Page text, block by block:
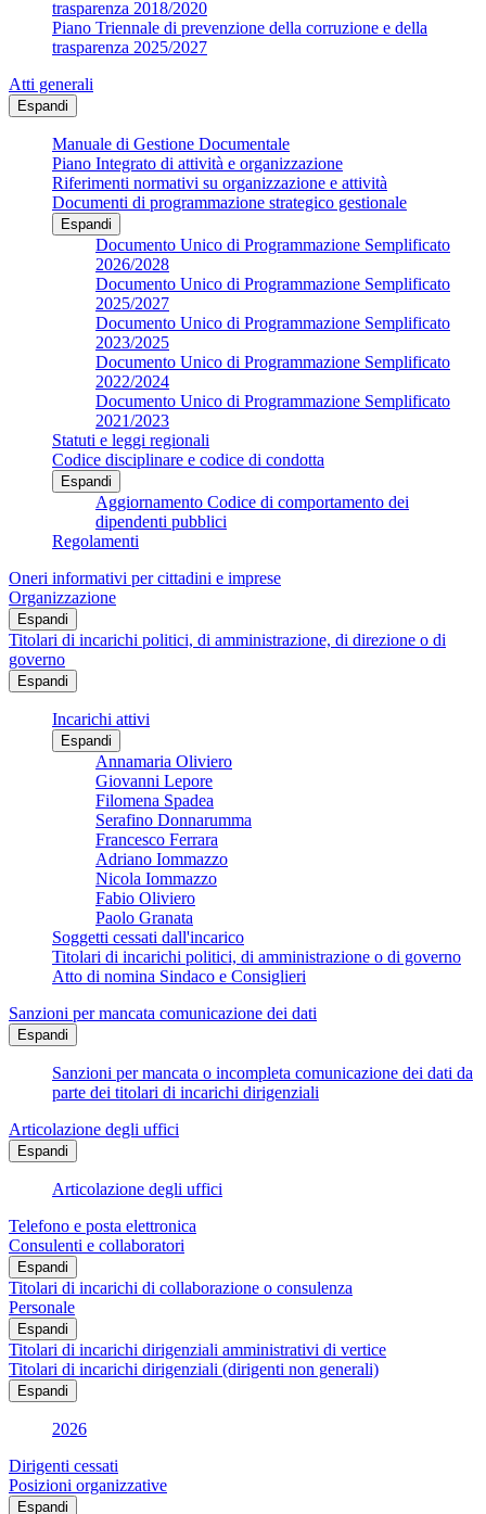
trasparenza 2018/2020
Piano Triennale di prevenzione della corruzione e della
trasparenza 2025/2027
Atti generali
Espandi
Manuale di Gestione Documentale
Piano Integrato di attività e organizzazione
Riferimenti normativi su organizzazione e attività
Documenti di programmazione strategico gestionale
Espandi
Documento Unico di Programmazione Semplificato
2026/2028
Documento Unico di Programmazione Semplificato
2025/2027
Documento Unico di Programmazione Semplificato
2023/2025
Documento Unico di Programmazione Semplificato
2022/2024
Documento Unico di Programmazione Semplificato
2021/2023
Statuti e leggi regionali
Codice disciplinare e codice di condotta
Espandi
Aggiornamento Codice di comportamento dei
dipendenti pubblici
Regolamenti
Oneri informativi per cittadini e imprese
Organizzazione
Espandi
Titolari di incarichi politici, di amministrazione, di direzione o di
governo
Espandi
Incarichi attivi
Espandi
Annamaria Oliviero
Giovanni Lepore
Filomena Spadea
Serafino Donnarumma
Francesco Ferrara
Adriano Iommazzo
Nicola Iommazzo
Fabio Oliviero
Paolo Granata
Soggetti cessati dall'incarico
Titolari di incarichi politici, di amministrazione o di governo
Atto di nomina Sindaco e Consiglieri
Sanzioni per mancata comunicazione dei dati
Espandi
Sanzioni per mancata o incompleta comunicazione dei dati da
parte dei titolari di incarichi dirigenziali
Articolazione degli uffici
Espandi
Articolazione degli uffici
Telefono e posta elettronica
Consulenti e collaboratori
Espandi
Titolari di incarichi di collaborazione o consulenza
Personale
Espandi
Titolari di incarichi dirigenziali amministrativi di vertice
Titolari di incarichi dirigenziali (dirigenti non generali)
Espandi
2026
Dirigenti cessati
Posizioni organizzative
Espandi